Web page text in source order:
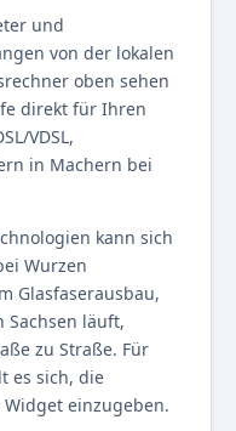
und
von der lokalen
oben sehen
direkt für Ihren
VDSL,
in Machern bei
kann sich
Wurzen
Glasfaserausbau,
Sachsen läuft,
zu Straße. Für
es sich, die
einzugeben.